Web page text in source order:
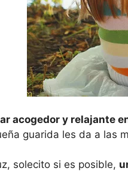
acogedor y relajante
guarida les da a las
solecito si es posible,